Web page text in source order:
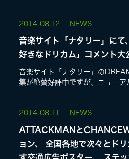
2014. 08.12 NEWS
音楽サイト「ナタリー」にて
好きなドリカム」コメント大
音楽サイト「ナタリー」の
集が絶賛好評中ですが、ニュー
2014. 08.11 NEWS
ATTACKMANと
ョン、 全国各地で次々とド